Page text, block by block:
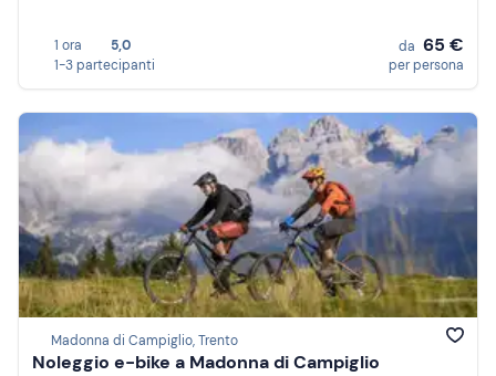
1 ora
5,0
1-3 partecipanti
da 65 €
per persona
Madonna di Campiglio, Trento
Noleggio e-bike a Madonna di Campiglio